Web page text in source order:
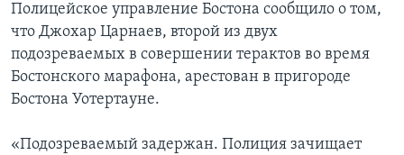
Полицейское управление Бостона сообщило о том,
что Джохар Царнаев, второй из двух
подозреваемых в совершении терактов во время
Бостонского марафона, арестован в пригороде
Бостона Уотертауне.
«Подозреваемый задержан. Полиция зачищает